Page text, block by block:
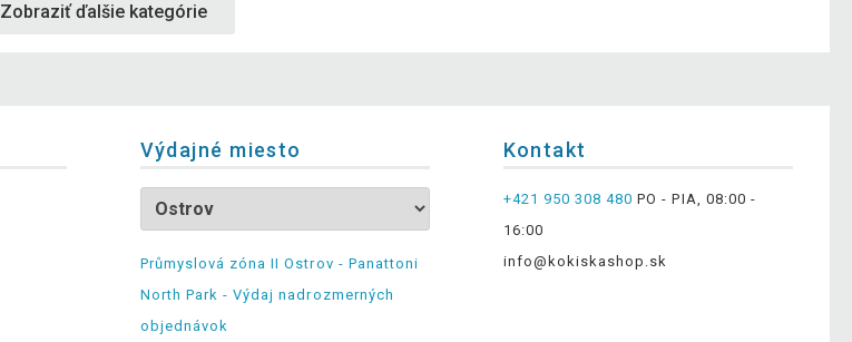
Zobraziť ďalšie kategórie
Výdajné miesto
Průmyslová zóna II Ostrov - Panattoni
North Park - Výdaj nadrozmerných
objednávok
Kontakt
+421 950 308 480 PO - PIA, 08:00 -
16:00
info@kokiskashop.sk